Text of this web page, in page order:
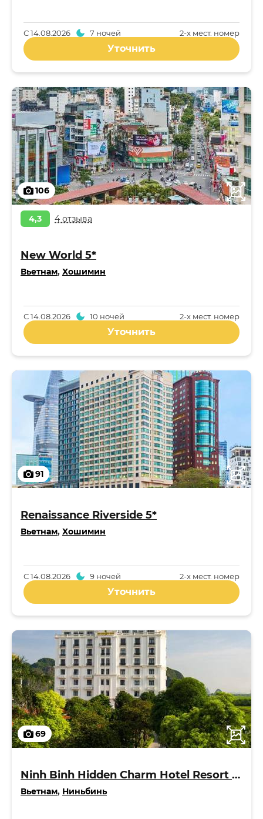
2-x мест. номер
С14.08.2026 7 ночей
Уточнить
106
4,3 4 отзыва
New World 5*
Вьетнам, Хошимин
2-x мест. номер
С14.08.2026 10 ночей
Уточнить
91
Renaissance Riverside 5*
Вьетнам, Хошимин
2-x мест. номер
С14.08.2026 9 ночей
Уточнить
69
Ninh Binh Hidden Charm Hotel Resort 5*
Вьетнам, Ниньбинь